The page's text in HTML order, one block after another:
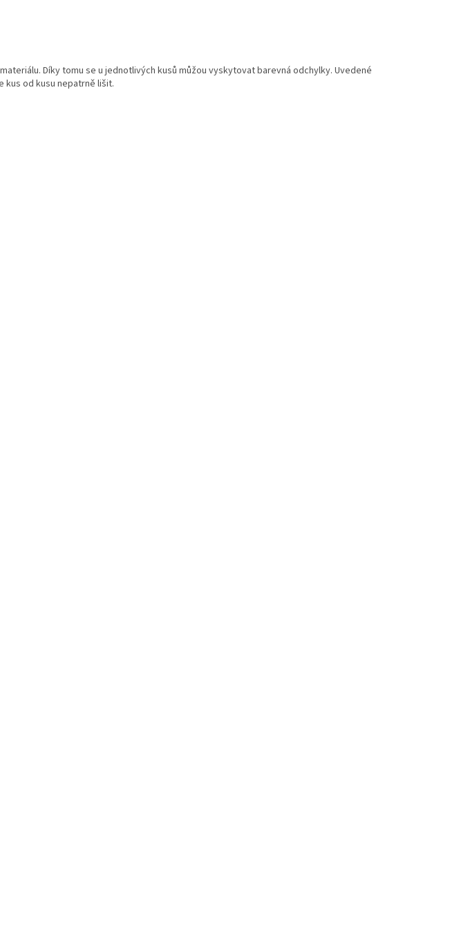
Díky tomu se u jednotlivých kusů můžou vyskytovat barevná odchylky. Uvedené
kus od kusu nepatrně lišit.